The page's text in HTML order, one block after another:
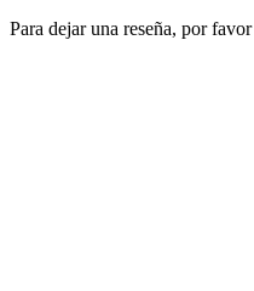
Para dejar una reseña, por favor